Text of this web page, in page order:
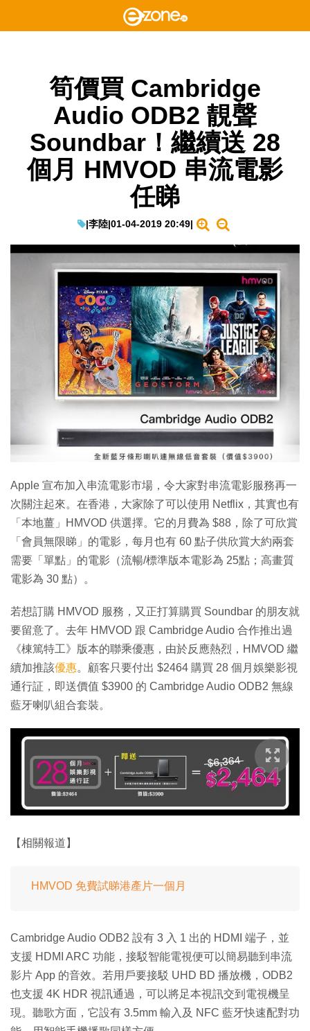
筍價買 Cambridge
Audio ODB2 靚聲
Soundbar！繼續送 28
個月 HMVOD 串流電影
任睇
|李陸|01-04-2019 20:49|
Apple 宣布加入串流電影市場，令大家對串流電影服務再一
次關注起來。在香港，大家除了可以使用 Netflix，其實也有
「本地薑」HMVOD 供選擇。它的月費為 $88，除了可欣賞
「會員無限睇」的電影，每月也有 60 點子供欣賞大約兩套
需要「單點」的電影（流暢/標準版本電影為 25點；高畫質
電影為 30 點）。
若想訂購 HMVOD 服務，又正打算購買 Soundbar 的朋友就
要留意了。去年 HMVOD 跟 Cambridge Audio 合作推出過
《棟篤特工》版本的聯乘優惠，由於反應熱烈，HMVOD 繼
續加推該優惠。顧客只要付出 $2464 購買 28 個月娛樂影視
通行証，即送價值 $3900 的 Cambridge Audio ODB2 無線
藍牙喇叭組合套裝。
【相關報道】
HMVOD 免費試睇港產片一個月
Cambridge Audio ODB2 設有 3 入 1 出的 HDMI 端子，並
支援 HDMI ARC 功能，接駁智能電視便可以簡易聽到串流
影片 App 的音效。若用戶要接駁 UHD BD 播放機，ODB2
也支援 4K HDR 視訊通過，可以將足本視訊交到電視機呈
現。聽歌方面，它設有 3.5mm 輸入及 NFC 藍牙快速配對功